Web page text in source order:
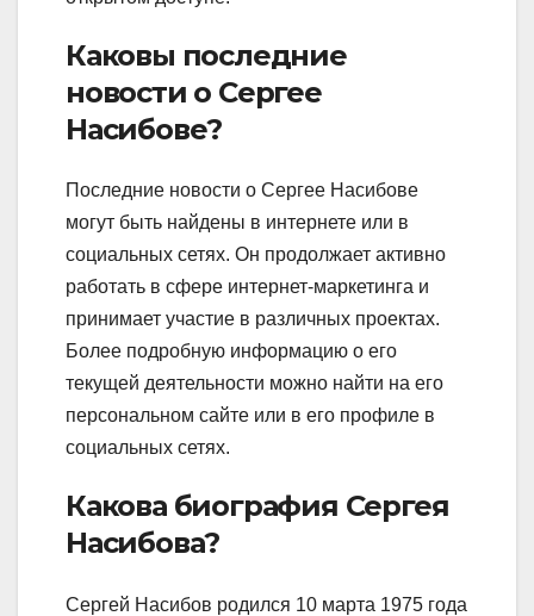
Каковы последние
новости о Сергее
Насибове?
Последние новости о Сергее Насибове
могут быть найдены в интернете или в
социальных сетях. Он продолжает активно
работать в сфере интернет-маркетинга и
принимает участие в различных проектах.
Более подробную информацию о его
текущей деятельности можно найти на его
персональном сайте или в его профиле в
социальных сетях.
Какова биография Сергея
Насибова?
Сергей Насибов родился 10 марта 1975 года